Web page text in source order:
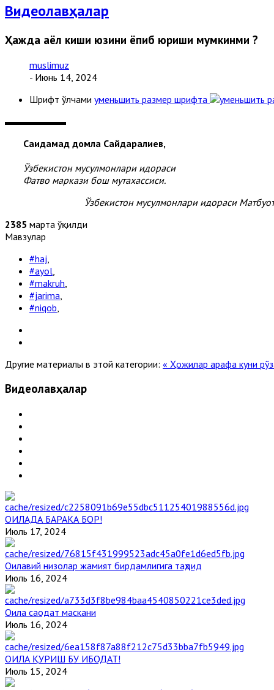
Видеолавҳалар
Ҳажда аёл киши юзини ёпиб юриши мумкинми ?
muslimuz
- Июнь 14, 2024
Шрифт ўлчами уменьшить размер шрифта
Саидаҳмад домла Сайдаралиев,
Ўзбекистон мусулмонлари идораси
Фатво маркази бош мутахассиси.
Ўзбекистон мусулмонлари идораси
2385 марта ўқилди
Мавзулар
#haj
#ayol
#makruh
#jarima
#niqob
Другие материалы в этой категории: « Ҳожилар арафа куни
Видеолавҳалар
ОИЛАДА БАРАКА БОР!
Июль 17, 2024
Оилавий низолар жамият бирдамлигига таҳдид
Июль 16, 2024
Оила саодат маскани
Июль 16, 2024
ОИЛА ҚУРИШ БУ ИБОДАТ!
Июль 15, 2024